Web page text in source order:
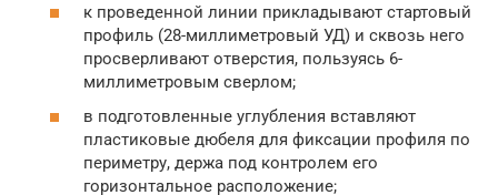
к проведенной линии прикладывают стартовый
профиль (28-миллиметровый УД) и сквозь него
просверливают отверстия, пользуясь 6-
миллиметровым сверлом;
в подготовленные углубления вставляют
пластиковые дюбеля для фиксации профиля по
периметру, держа под контролем его
горизонтальное расположение;